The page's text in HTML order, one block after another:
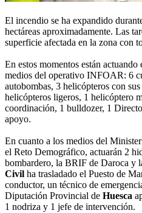
El incendio se ha expandido
hectáreas aproximadamente. Las
superficie afectada en la zona con
En estos momentos están
medios del operativo INFOAR: 6
autobombas, 3 helicópteros con
helicópteros ligeros, 1 helicóptero
coordinación, 1 bulldozer, 1
apoyo.
En cuanto a los medios del
el Reto Demográfico, actuarán 2
bombardero, la BRIF de Daroca y
Civil ha trasladado el Puesto de
conductor, un técnico de
Diputación Provincial de Huesca
1 nodriza y 1 jefe de intervención.